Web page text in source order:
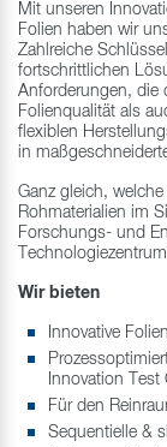
Mit unseren
Folien haben wir
Zahlreiche
fortschrittlichen
Anforderungen, die
Folienqualität als
flexiblen
in
Ganz gleich,
Rohmaterialien im
Forschungs- und
Wir bieten
Innovative
Innovation Test
Für den
Sequentielle &